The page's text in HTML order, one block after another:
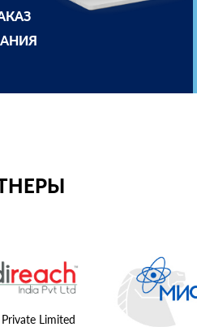
Limited